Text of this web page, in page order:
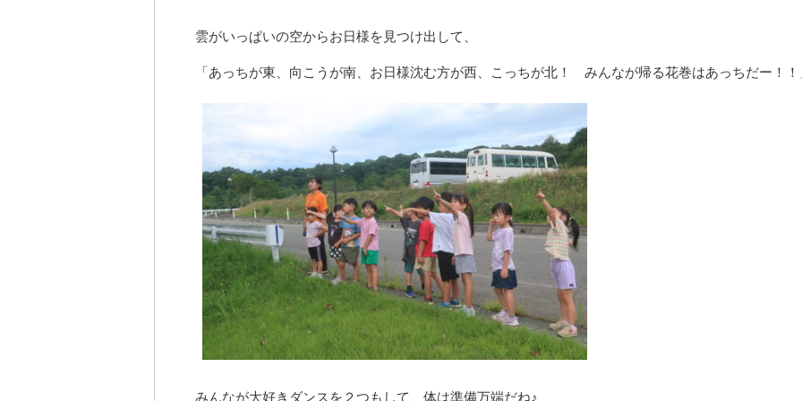
雲がいっぱいの空からお日様を見つけ出して、
「あっちが東、向こうが南、お日様沈む方が西、こっちが北！ みんなが帰る花巻はあっちだー！！
みんなが大好きダンスを２つもして、体は準備万端だね♪